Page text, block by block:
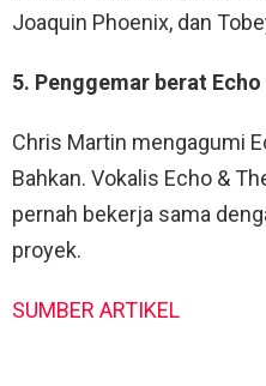
Joaquin Phoenix, dan
5. Penggemar berat
Chris Martin mengagumi
Bahkan. Vokalis Echo &
pernah bekerja sama
proyek.
SUMBER ARTIKEL